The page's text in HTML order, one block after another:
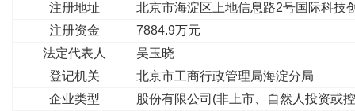
注册地址
北京市海淀区上地信息路2号国际科技
注册资金
7884.9万元
法定代表人
吴玉晓
登记机关
北京市工商行政管理局海淀分局
企业类型
股份有限公司(非上市、自然人投资或